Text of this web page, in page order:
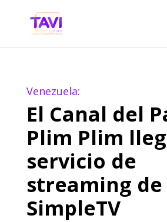
Venezuela:
El Canal del
Plim Plim
servicio de
streaming de
SimpleTV